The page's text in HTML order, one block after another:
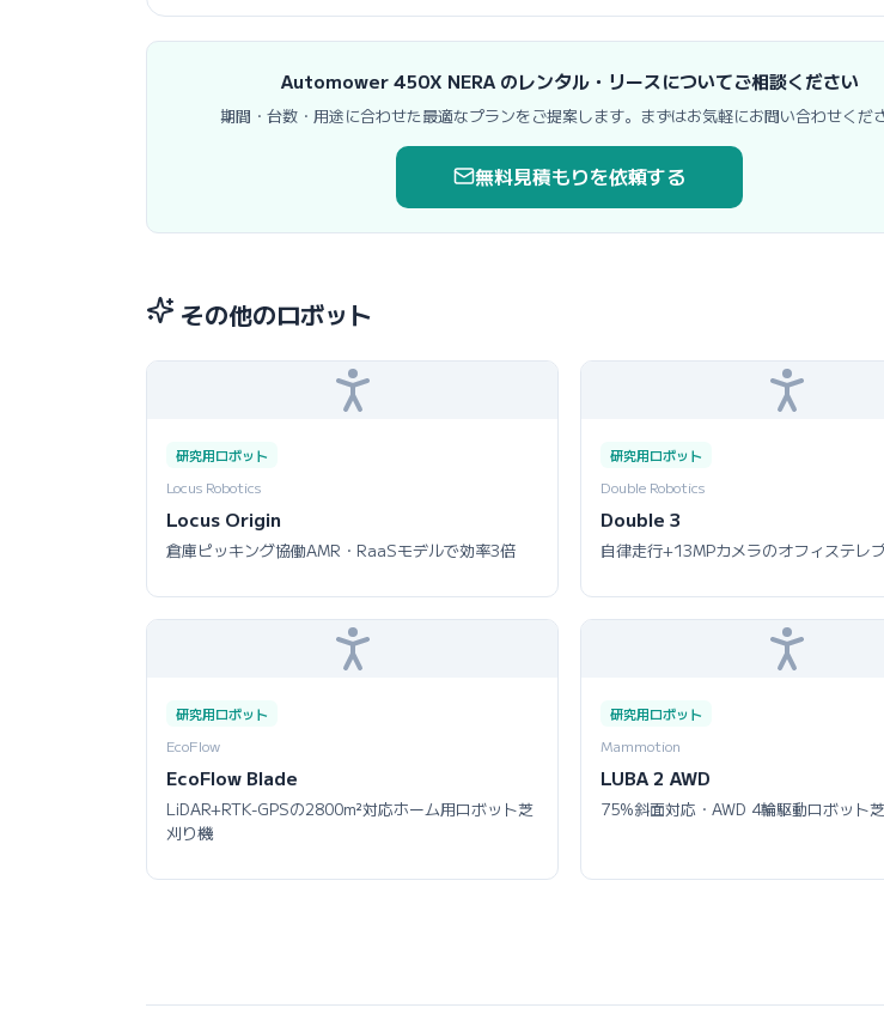
Automower 450X NERA のレンタル・リースについてご相談ください
期間・台数・用途に合わせた最適なプランをご提案します。まずはお気軽にお問い合わせくださ
無料見積もりを依頼する
その他のロボット
研究用ロボット
Locus Robotics
Locus Origin
倉庫ピッキング協働AMR・RaaSモデルで効率3倍
研究用ロボット
Double Robotics
Double 3
自律走行+13MPカメラのオフィステレ
研究用ロボット
EcoFlow
EcoFlow Blade
LiDAR+RTK-GPSの2800m²対応ホーム用ロボット芝
刈り機
研究用ロボット
Mammotion
LUBA 2 AWD
75%斜面対応・AWD 4輪駆動ロボット